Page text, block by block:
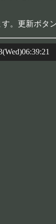
。更新ボタ